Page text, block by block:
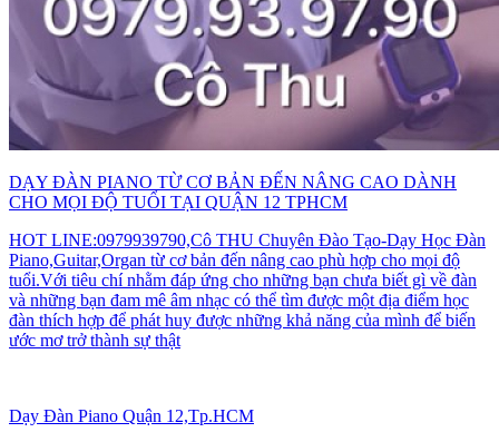
DẠY ĐÀN PIANO TỪ CƠ BẢN ĐẾN NÂNG CAO DÀNH
CHO MỌI ĐỘ TUỔI TẠI QUẬN 12 TPHCM
HOT LINE:0979939790,Cô THU Chuyên Đào Tạo-Dạy Học Đàn
Piano,Guitar,Organ từ cơ bản đến nâng cao phù hợp cho mọi độ
tuổi.Với tiêu chí nhằm đáp ứng cho những bạn chưa biết gì về đàn
và những bạn đam mê âm nhạc có thể tìm được một địa điểm học
đàn thích hợp để phát huy được những khả năng của mình để biến
ước mơ trở thành sự thật
Dạy Đàn Piano Quận 12,Tp.HCM